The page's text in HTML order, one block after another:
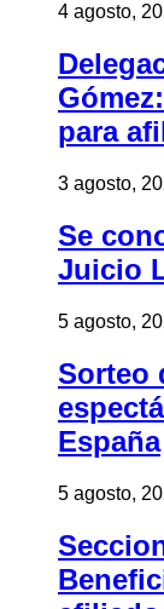
4 agosto,
para
3 agosto,
Se
Juicio
5 agosto,
Sorteo
España
5 agosto,